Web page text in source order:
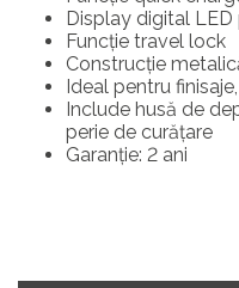
Display digital
Funcție travel lock
Construcție
Ideal pentru
Include husă de
perie de curățare
Garanție: 2 ani